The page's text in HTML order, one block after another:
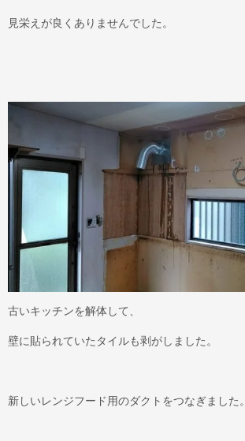
見栄えが良くありませんでした。
古いキッチンを解体して、
壁に貼られていたタイルも剥がしました。
新しいレンジフード用のダクトをつなぎました。